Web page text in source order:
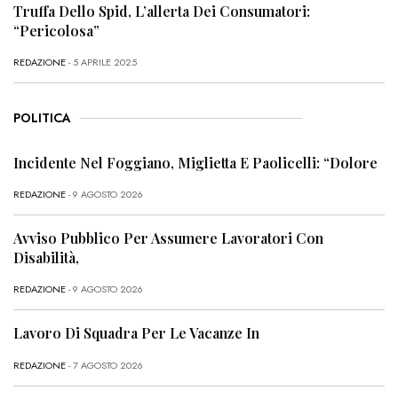
Truffa Dello Spid, L’allerta Dei Consumatori:
“Pericolosa”
REDAZIONE- 5 APRILE 2025
POLITICA
Incidente Nel Foggiano, Miglietta E Paolicelli: “Dolore
REDAZIONE- 9 AGOSTO 2026
Avviso Pubblico Per Assumere Lavoratori Con
Disabilità,
REDAZIONE- 9 AGOSTO 2026
Lavoro Di Squadra Per Le Vacanze In
REDAZIONE- 7 AGOSTO 2026